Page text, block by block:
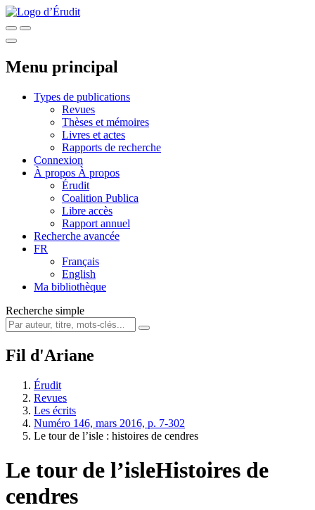
Menu principal
Types de publications
Revues
Thèses et mémoires
Livres et actes
Rapports de recherche
Connexion
À propos À propos
Érudit
Coalition Publica
Libre accès
Rapport annuel
Recherche avancée
FR
Français
English
Ma bibliothèque
Recherche simple
Fil d'Ariane
Érudit
Revues
Les écrits
Numéro 146, mars 2016, p. 7-302
Le tour de l’isle : histoires de cendres
Le tour de l’isleHistoires de
cendres